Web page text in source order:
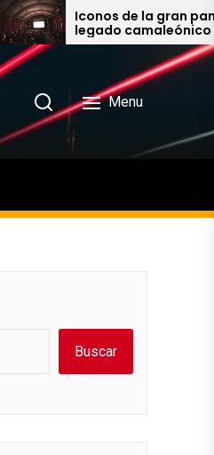
Iconos de la gran pantalla:
legado camaleónico de Jim
Carrey al imparable
John Wick
Menu
Buscar